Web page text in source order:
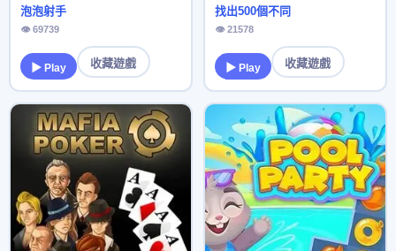
泡泡射手
👁 69739
▶ Play 收藏遊戲
找出500個不同
👁 21578
▶ Play 收藏遊戲